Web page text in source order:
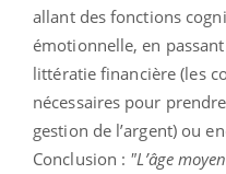
allant des fonctions
émotionnelle, en
littératie financière (les
nécessaires pour
gestion de l’argent) ou
Conclusion : "L’âge